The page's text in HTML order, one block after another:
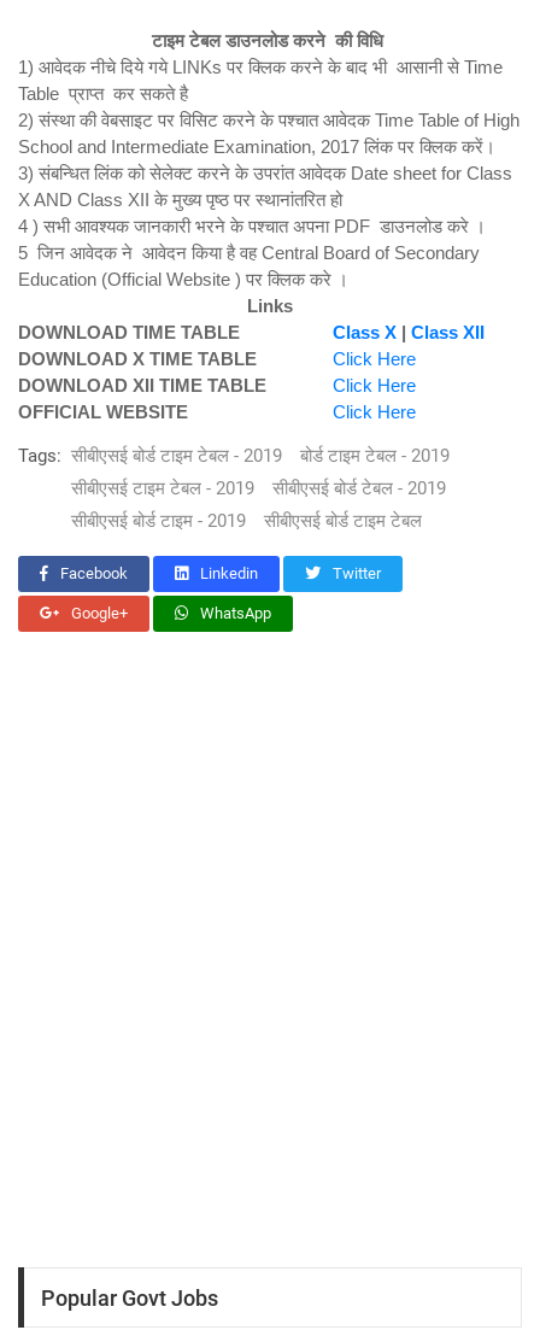
टाइम टेबल डाउनलोड करने की विधि
1) आवेदक नीचे दिये गये LINKs पर क्लिक करने के बाद भी आसानी से Time
Table प्राप्त कर सकते है
2) संस्था की वेबसाइट पर विसिट करने के पश्चात आवेदक Time Table of High
School and Intermediate Examination, 2017 लिंक पर क्लिक करें।
3) संबन्धित लिंक को सेलेक्ट करने के उपरांत आवेदक Date sheet for Class
X AND Class XII के मुख्य पृष्ठ पर स्थानांतरित हो
4 ) सभी आवश्यक जानकारी भरने के पश्चात अपना PDF डाउनलोड करे ।
5 जिन आवेदक ने आवेदन किया है वह Central Board of Secondary
Education (Official Website ) पर क्लिक करे ।
Links
DOWNLOAD TIME TABLE
Class X | Class XII
DOWNLOAD X TIME TABLE
Click Here
DOWNLOAD XII TIME TABLE
Click Here
OFFICIAL WEBSITE
Click Here
Tags: सीबीएसई बोर्ड टाइम टेबल - 2019
बोर्ड टाइम टेबल - 2019
सीबीएसई टाइम टेबल - 2019
सीबीएसई बोर्ड टेबल - 2019
सीबीएसई बोर्ड टाइम - 2019
सीबीएसई बोर्ड टाइम टेबल
Facebook Linkedin Twitter
Google+ WhatsApp
Popular Govt Jobs